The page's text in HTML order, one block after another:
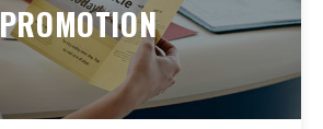
PROMOTION